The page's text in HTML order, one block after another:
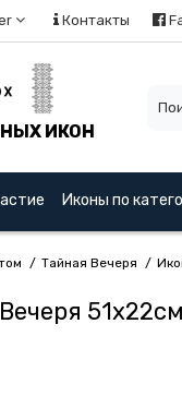
Контакты
ИКОН
Иконы по
Тайная Вечеря